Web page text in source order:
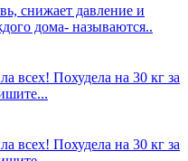
снижает давление и
дома- называются..
всех! Похудела на 30 кг за
всех! Похудела на 30 кг за